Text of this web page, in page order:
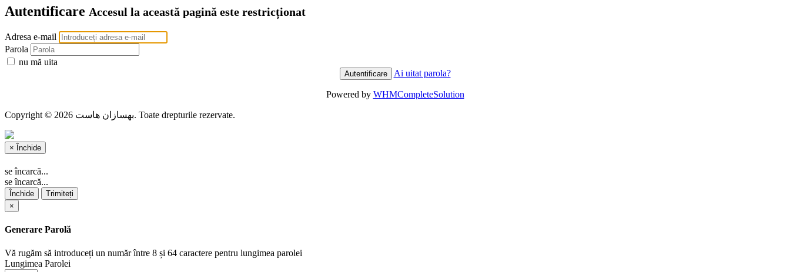
Autentificare Accesul la această pagină este restricționat
Adresa e-mail
Parola
nu mă uita
Ai uitat parola?
Powered by WHMCompleteSolution
Copyright © 2026 بهسازان هاست. Toate drepturile rezervate.
× Închide
se încarcă...
se încarcă...
Închide
Trimiteți
×
Generare Parolă
Vă rugăm să introduceți un număr între 8 și 64 caractere pentru lungimea parolei
Lungimea Parolei